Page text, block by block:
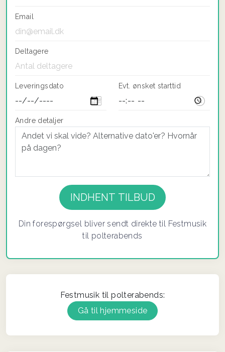
Email
Deltagere
Leveringsdato Evt. ønsket starttid
Andre detaljer
this
Din forespørgsel bliver sendt direkte til Festmusik
til polterabends
Festmusik til polterabends:
Gå til hjemmeside